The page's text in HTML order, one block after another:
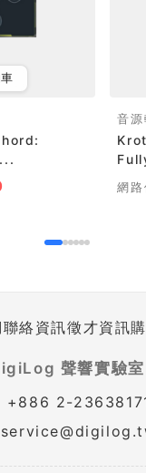
音
網路
聯絡資訊徵才資訊
聲響實驗室
+886 2-